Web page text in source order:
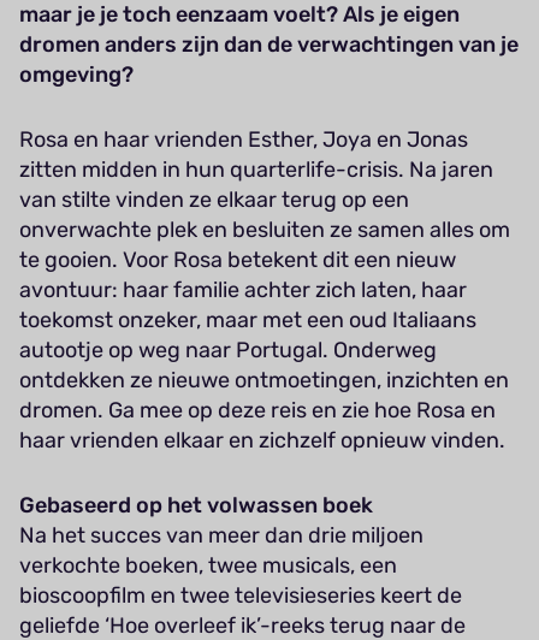
maar je je toch eenzaam voelt? Als je eigen
dromen anders zijn dan de verwachtingen van je
omgeving?
Rosa en haar vrienden Esther, Joya en Jonas
zitten midden in hun quarterlife-crisis. Na jaren
van stilte vinden ze elkaar terug op een
onverwachte plek en besluiten ze samen alles om
te gooien. Voor Rosa betekent dit een nieuw
avontuur: haar familie achter zich laten, haar
toekomst onzeker, maar met een oud Italiaans
autootje op weg naar Portugal. Onderweg
ontdekken ze nieuwe ontmoetingen, inzichten en
dromen. Ga mee op deze reis en zie hoe Rosa en
haar vrienden elkaar en zichzelf opnieuw vinden.
Gebaseerd op het volwassen boek
Na het succes van meer dan drie miljoen
verkochte boeken, twee musicals, een
bioscoopfilm en twee televisieseries keert de
geliefde ‘Hoe overleef ik’-reeks terug naar de